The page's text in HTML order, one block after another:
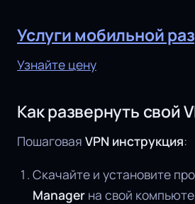
Услуги мобильной
Узнайте цену
Как развернуть свой
Пошаговая VPN инструкция:
Скачайте и установите
Manager на свой